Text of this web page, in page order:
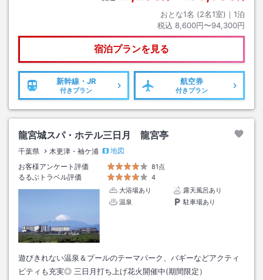
おとな1名 (2名1室)｜ 1泊
税込 8,600円〜94,300円
宿泊プランを見る
新幹線・JR
付きプラン
航空券
付きプラン
龍宮城スパ・ホテル三日月 龍宮亭
千葉県 木更津・袖ケ浦
地図
お客様アンケート評価
81点
るるぶトラベル評価
4
大浴場あり
露天風呂あり
温泉
駐車場あり
遊びきれない温泉＆プールのテーマパーク、バギーなどアクティ
ビティも充実◎ 三日月打ち上げ花火開催中(期間限定）